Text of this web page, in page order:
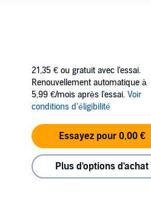
21,35 € ou gratuit avec l'essai.
Renouvellement automatique à
5,99 €/mois après l'essai. Voir
conditions d'éligibilité
Essayez pour 0,00 €
Plus d'options d'achat